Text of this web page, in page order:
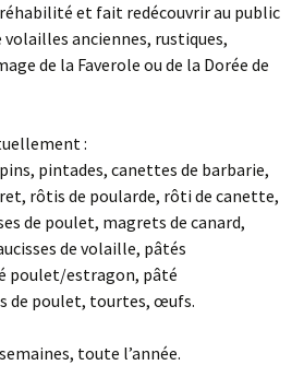
et fait redécouvrir au public
volailles anciennes, rustiques,
de la Faverole ou de la Dorée de
:
pintades, canettes de barbarie,
rôtis de poularde, rôti de canette,
de poulet, magrets de canard,
de volaille, pâtés
poulet/estragon, pâté
de poulet, tourtes, œufs.
toute l’année.